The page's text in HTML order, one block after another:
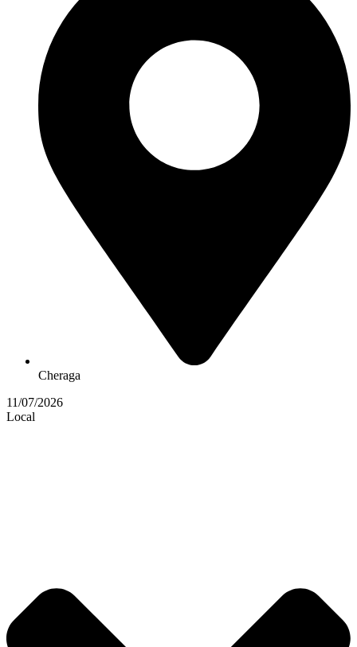
Cheraga
11/07/2026
Local